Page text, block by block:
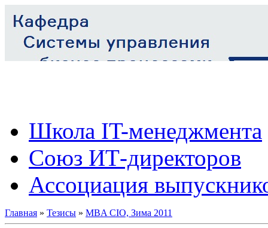
Школа IT-менеджмента
Союз ИТ-директоров
Ассоциация
Главная » Тезисы » MBA CIO, Зима 2011